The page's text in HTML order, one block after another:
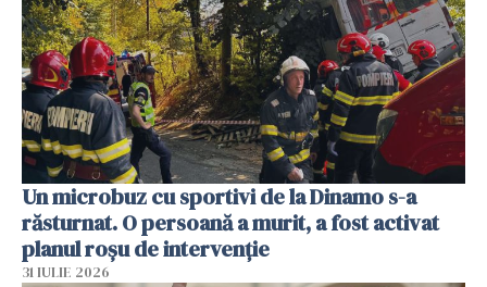
Un microbuz cu sportivi de la Dinamo s-a
răsturnat. O persoană a murit, a fost activat
planul roșu de intervenție
31 IULIE 2026